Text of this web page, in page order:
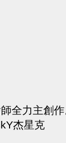
全力主創作
杰星克